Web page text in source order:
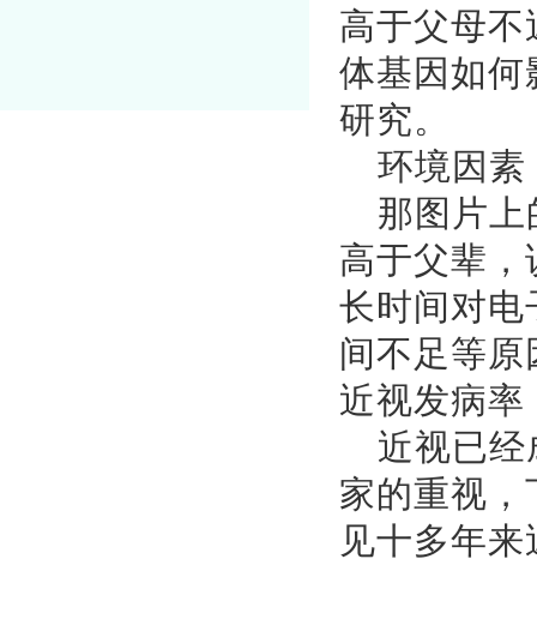
高于父母
体基因如何
研究。
环境因素
那图片上
高于父辈
长时间对电
间不足等
近视发病率
近视已
家的重视，
见十多年